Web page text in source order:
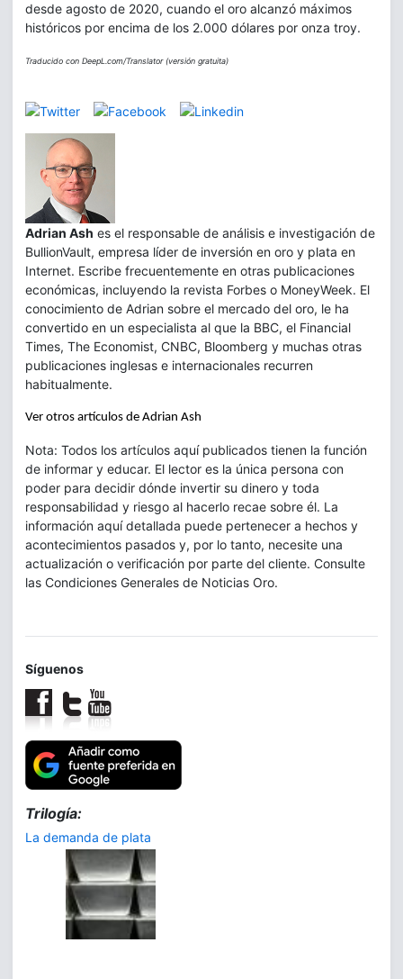
desde agosto de 2020, cuando el oro alcanzó máximos
históricos por encima de los 2.000 dólares por onza troy.
Traducido con DeepL.com/Translator (versión gratuita)
Adrian Ash es el responsable de análisis e investigación de
BullionVault, empresa líder de inversión en oro y plata en
Internet. Escribe frecuentemente en otras publicaciones
económicas, incluyendo la revista Forbes o MoneyWeek. El
conocimiento de Adrian sobre el mercado del oro, le ha
convertido en un especialista al que la BBC, el Financial
Times, The Economist, CNBC, Bloomberg y muchas otras
publicaciones inglesas e internacionales recurren
habitualmente.
Ver otros artículos de Adrian Ash
Nota: Todos los artículos aquí publicados tienen la función
de informar y educar. El lector es la única persona con
poder para decidir dónde invertir su dinero y toda
responsabilidad y riesgo al hacerlo recae sobre él. La
información aquí detallada puede pertenecer a hechos y
acontecimientos pasados y, por lo tanto, necesite una
actualización o verificación por parte del cliente. Consulte
las Condiciones Generales de Noticias Oro.
Síguenos
Trilogía:
La demanda de plata